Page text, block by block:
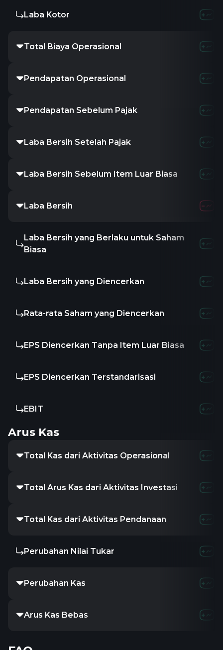
Laba Kotor --
Total Biaya Operasional 807.73K
Pendapatan Operasional -807.73K
Pendapatan Sebelum Pajak -803.86K
Laba Bersih Setelah Pajak -
Laba Bersih Sebelum Item Luar Biasa -
Laba Bersih -799.99K
Laba Bersih yang Berlaku untuk Saham
Biasa
Laba Bersih yang Diencerkan
Rata-rata Saham yang Diencerkan 56.04
EPS Diencerkan Tanpa Item Luar Biasa -
EPS Diencerkan Terstandarisasi
EBIT
Arus Kas
Total Kas dari Aktivitas Operasional -615.3K
Total Arus Kas dari Aktivitas Investasi
Total Kas dari Aktivitas Pendanaan 412.63M
Perubahan Nilai Tukar
Perubahan Kas 3.47M
Arus Kas Bebas -615.3K